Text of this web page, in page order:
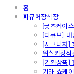
홈
피규어장식장
[굿즈케이
[디큐브] 내
[시그니처]
위스키장식
[기획상품]
기타 쇼케